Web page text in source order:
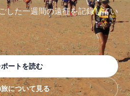
した一週間の遠征を記録してい
ポートを読む
について見る